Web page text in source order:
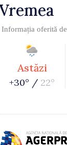
Informația oferită de
Astăzi
+30° / 22°